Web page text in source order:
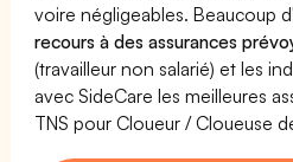
voire négligeables. Beaucoup
recours à des assurances
(travailleur non salarié) et les
avec SideCare les meilleures
TNS pour Cloueur / Cloueuse